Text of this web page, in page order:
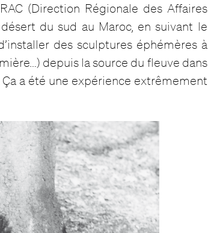
(Direction Régionale des Affaires
du sud au Maroc, en suivant le
des sculptures éphémères à
depuis la source du fleuve dans
Ça a été une expérience extrêmement